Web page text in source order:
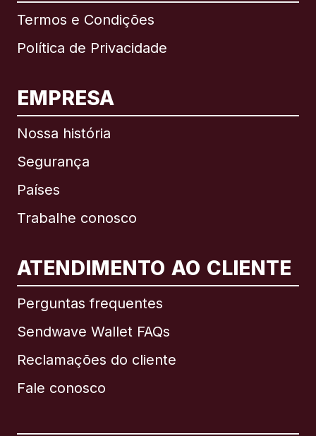
Termos e Condições
Política de Privacidade
EMPRESA
Nossa história
Segurança
Países
Trabalhe conosco
ATENDIMENTO AO CLIENTE
Perguntas frequentes
Sendwave Wallet FAQs
Reclamações do cliente
Fale conosco
Internacional English
Brasil